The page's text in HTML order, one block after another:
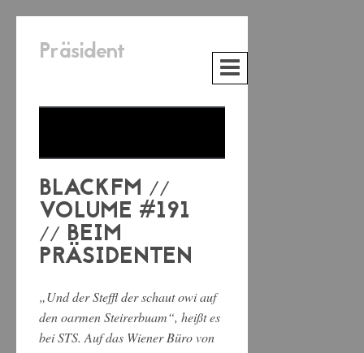
Präsident
BLACKFM //
VOLUME #191
// BEIM
PRÄSIDENTEN
„Und der Steffl der schaut owi auf
den oarmen Steirerbuam“, heißt es
bei STS. Auf das Wiener Büro von